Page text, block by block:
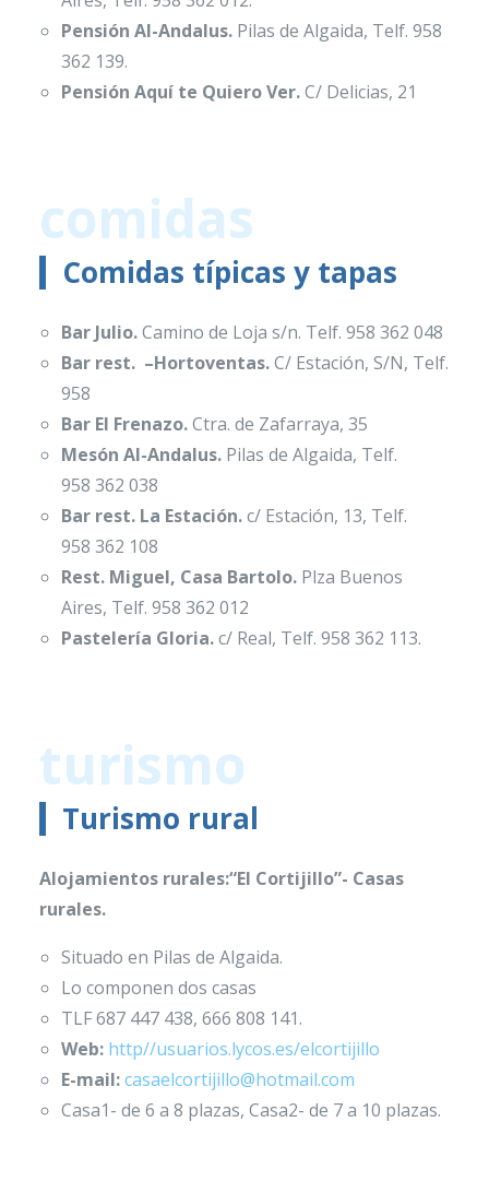
Pensión Al-Andalus. Pilas de Algaida, Telf. 958
362 139.
Pensión Aquí te Quiero Ver.C/ Delicias, 21
comidas
Comidas típicas y tapas
Bar Julio.Camino de Loja s/n. Telf. 958 362 048
Bar rest. –Hortoventas.C/ Estación, S/N, Telf.
958
Bar El Frenazo.Ctra. de Zafarraya, 35
Mesón Al-Andalus. Pilas de Algaida, Telf.
958 362 038
Bar rest. La Estación.c/ Estación, 13, Telf.
958 362 108
Rest. Miguel, Casa Bartolo. Plza Buenos
Aires, Telf. 958 362 012
Pastelería Gloria.c/ Real, Telf. 958 362 113.
turismo
Turismo rural
Alojamientos rurales:“El Cortijillo”- Casas
rurales.
Situado en Pilas de Algaida.
Lo componen dos casas
TLF 687 447 438, 666 808 141.
Web: http//usuarios.lycos.es/elcortijillo
E-mail:casaelcortijillo@hotmail.com
Casa1- de 6 a 8 plazas, Casa2- de 7 a 10 plazas.